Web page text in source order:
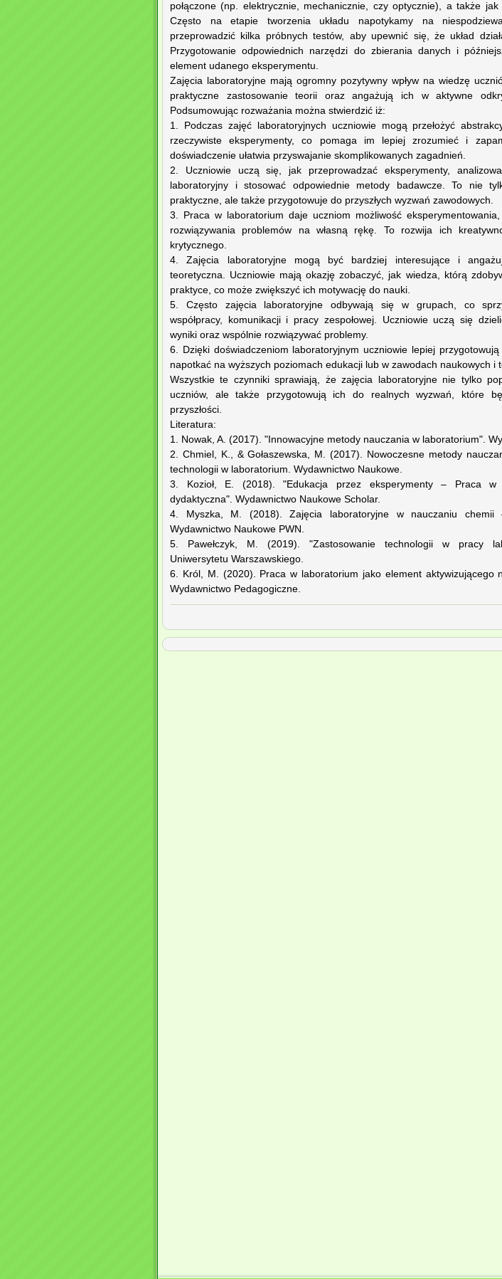
połączone (np. elektrycznie, mechanicznie, czy optycznie), a także
Często na etapie tworzenia układu napotykamy na
przeprowadzić kilka próbnych testów, aby upewnić się, że układ
Przygotowanie odpowiednich narzędzi do zbierania danych i
element udanego eksperymentu.
Zajęcia laboratoryjne mają ogromny pozytywny wpływ na wiedzę
praktyczne zastosowanie teorii oraz angażują ich w aktywne
Podsumowując rozważania można stwierdzić iż:
1. Podczas zajęć laboratoryjnych uczniowie mogą przełożyć
rzeczywiste eksperymenty, co pomaga im lepiej zrozumieć i
doświadczenie ułatwia przyswajanie skomplikowanych zagadnień.
2. Uczniowie uczą się, jak przeprowadzać eksperymenty,
laboratoryjny i stosować odpowiednie metody badawcze. To nie
praktyczne, ale także przygotowuje do przyszłych wyzwań zawodowych.
3. Praca w laboratorium daje uczniom możliwość
rozwiązywania problemów na własną rękę. To rozwija ich
krytycznego.
4. Zajęcia laboratoryjne mogą być bardziej interesujące i
teoretyczna. Uczniowie mają okazję zobaczyć, jak wiedza, którą
praktyce, co może zwiększyć ich motywację do nauki.
5. Często zajęcia laboratoryjne odbywają się w grupach, co
współpracy, komunikacji i pracy zespołowej. Uczniowie uczą się
wyniki oraz wspólnie rozwiązywać problemy.
6. Dzięki doświadczeniom laboratoryjnym uczniowie lepiej
napotkać na wyższych poziomach edukacji lub w zawodach naukowych i
Wszystkie te czynniki sprawiają, że zajęcia laboratoryjne nie tylko
uczniów, ale także przygotowują ich do realnych wyzwań, które
przyszłości.
Literatura:
1. Nowak, A. (2017). "Innowacyjne metody nauczania w laboratorium".
2. Chmiel, K., & Gołaszewska, M. (2017). Nowoczesne metody
technologii w laboratorium. Wydawnictwo Naukowe.
3. Kozioł, E. (2018). "Edukacja przez eksperymenty – Praca w
dydaktyczna". Wydawnictwo Naukowe Scholar.
4. Myszka, M. (2018). Zajęcia laboratoryjne w nauczaniu chemii
Wydawnictwo Naukowe PWN.
5. Pawełczyk, M. (2019). "Zastosowanie technologii w pracy
Uniwersytetu Warszawskiego.
6. Król, M. (2020). Praca w laboratorium jako element aktywizującego
Wydawnictwo Pedagogiczne.